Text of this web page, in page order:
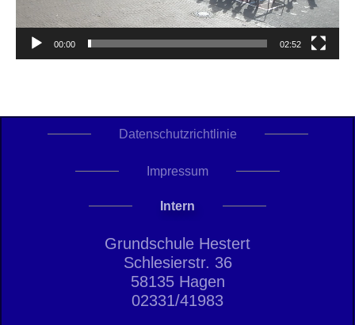
00:00 02:52
Datenschutzrichtlinie
Impressum
Intern
Grundschule Hestert
Schlesierstr. 36
58135 Hagen
02331/41983